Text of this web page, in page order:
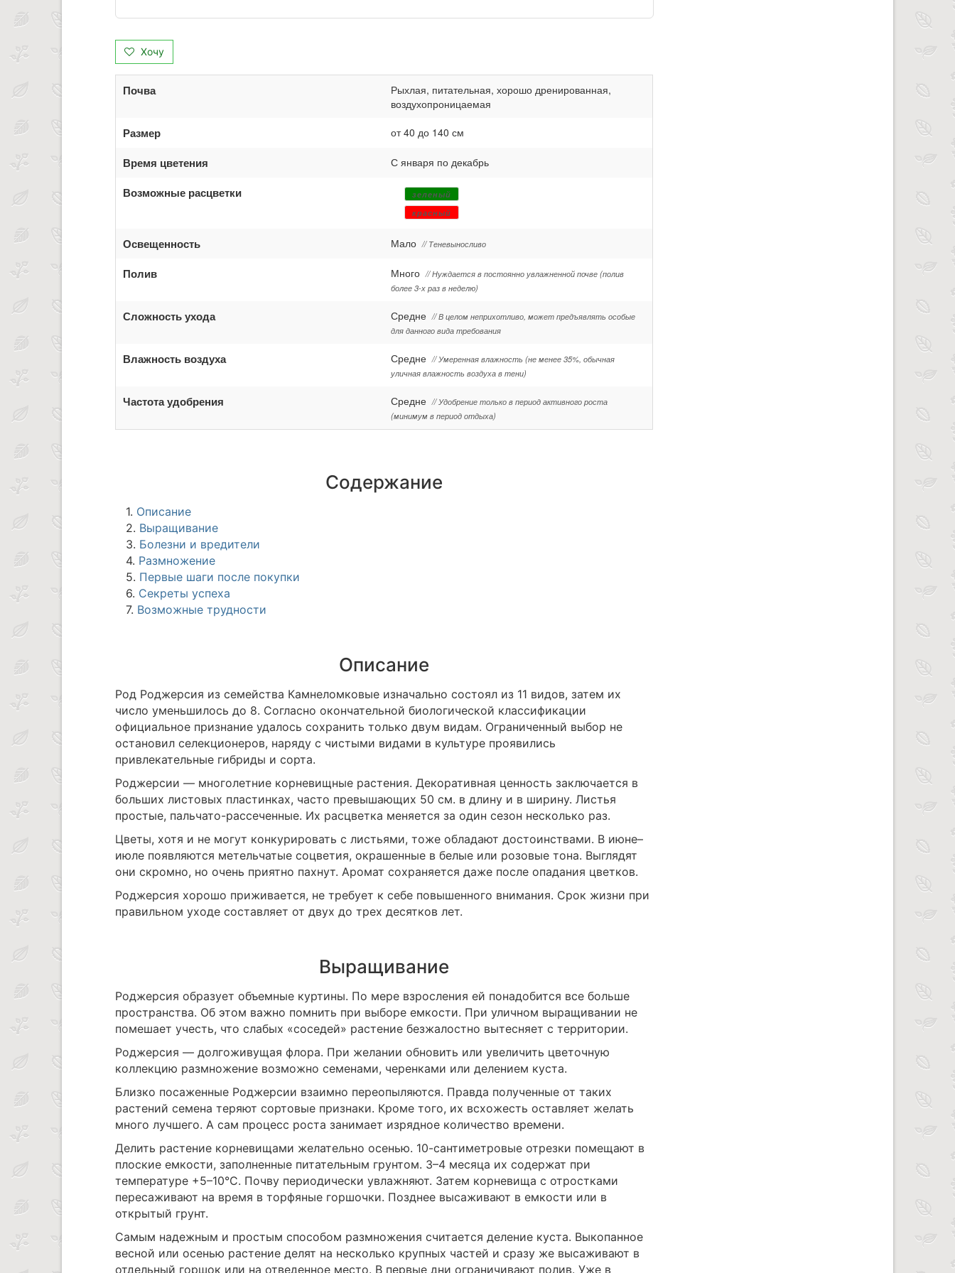
Хочу
Почва
Рыхлая, питательная, хорошо дренированная,
воздухопроницаемая
Размер от 40 до 140 см
Время цветения С января по декабрь
Возможные расцветки
зеленый
красный
Освещенность Мало // Теневыносливо
Полив Много // Нуждается в постоянно увлажненной почве (полив
более 3-х раз в неделю)
Сложность ухода Средне // В целом неприхотливо, может предъявлять особые
для данного вида требования
Влажность воздуха Средне // Умеренная влажность (не менее 35%, обычная
уличная влажность воздуха в тени)
Частота удобрения Средне // Удобрение только в период активного роста
(минимум в период отдыха)
Содержание
1. Описание
2. Выращивание
3. Болезни и вредители
4. Размножение
5. Первые шаги после покупки
6. Секреты успеха
7. Возможные трудности
Описание
Род Роджерсия из семейства Камнеломковые изначально состоял из 11 видов, затем их
число уменьшилось до 8. Согласно окончательной биологической классификации
официальное признание удалось сохранить только двум видам. Ограниченный выбор не
остановил селекционеров, наряду с чистыми видами в культуре проявились
привлекательные гибриды и сорта.
Роджерсии ― многолетние корневищные растения. Декоративная ценность заключается в
больших листовых пластинках, часто превышающих 50 см. в длину и в ширину. Листья
простые, пальчато-рассеченные. Их расцветка меняется за один сезон несколько раз.
Цветы, хотя и не могут конкурировать с листьями, тоже обладают достоинствами. В июне–
июле появляются метельчатые соцветия, окрашенные в белые или розовые тона. Выглядят
они скромно, но очень приятно пахнут. Аромат сохраняется даже после опадания цветков.
Роджерсия хорошо приживается, не требует к себе повышенного внимания. Срок жизни при
правильном уходе составляет от двух до трех десятков лет.
Выращивание
Роджерсия образует объемные куртины. По мере взросления ей понадобится все больше
пространства. Об этом важно помнить при выборе емкости. При уличном выращивании не
помешает учесть, что слабых «соседей» растение безжалостно вытесняет с территории.
Роджерсия ― долгоживущая флора. При желании обновить или увеличить цветочную
коллекцию размножение возможно семенами, черенками или делением куста.
Близко посаженные Роджерсии взаимно переопыляются. Правда полученные от таких
растений семена теряют сортовые признаки. Кроме того, их всхожесть оставляет желать
много лучшего. А сам процесс роста занимает изрядное количество времени.
Делить растение корневищами желательно осенью. 10-сантиметровые отрезки помещают в
плоские емкости, заполненные питательным грунтом. 3–4 месяца их содержат при
температуре +5–10°C. Почву периодически увлажняют. Затем корневища с отростками
пересаживают на время в торфяные горшочки. Позднее высаживают в емкости или в
открытый грунт.
Самым надежным и простым способом размножения считается деление куста. Выкопанное
весной или осенью растение делят на несколько крупных частей и сразу же высаживают в
отдельный горшок или на отведенное место. В первые дни ограничивают полив. Уже в